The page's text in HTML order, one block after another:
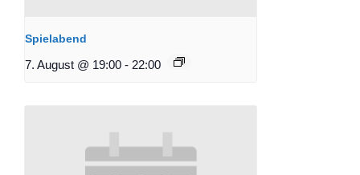
Spielabend
7. August @ 19:00 - 22:00